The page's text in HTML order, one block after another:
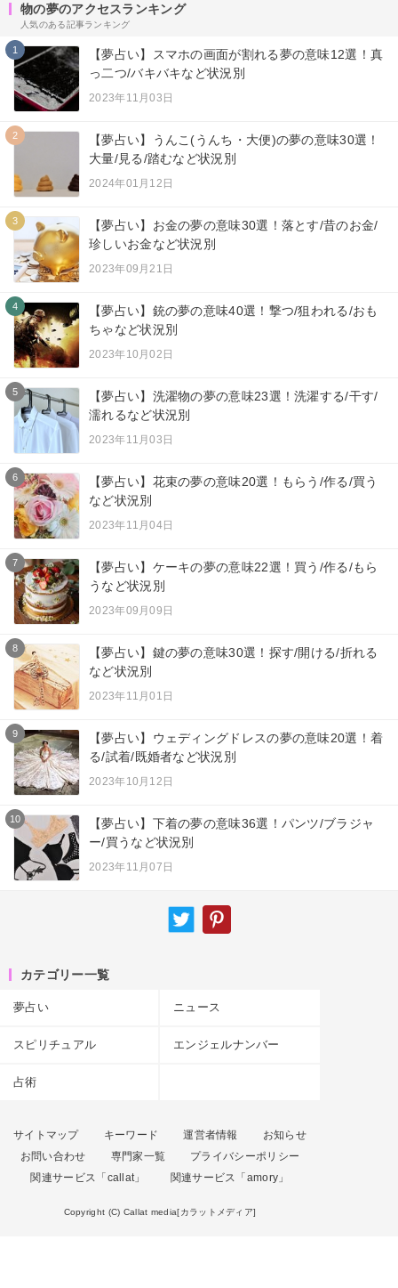
物の夢のアクセスランキング
人気のある記事ランキング
1
【夢占い】スマホの画面が割れる夢の意味12選！真
っ二つ/バキバキなど状況別
2023年11月03日
2
【夢占い】うんこ(うんち・大便)の夢の意味30選！
大量/見る/踏むなど状況別
2024年01月12日
3
【夢占い】お金の夢の意味30選！落とす/昔のお金/
珍しいお金など状況別
2023年09月21日
4
【夢占い】銃の夢の意味40選！撃つ/狙われる/おも
ちゃなど状況別
2023年10月02日
5
【夢占い】洗濯物の夢の意味23選！洗濯する/干す/
濡れるなど状況別
2023年11月03日
6
【夢占い】花束の夢の意味20選！もらう/作る/買う
など状況別
2023年11月04日
7
【夢占い】ケーキの夢の意味22選！買う/作る/もら
うなど状況別
2023年09月09日
8
【夢占い】鍵の夢の意味30選！探す/開ける/折れる
など状況別
2023年11月01日
9
【夢占い】ウェディングドレスの夢の意味20選！着
る/試着/既婚者など状況別
2023年10月12日
10
【夢占い】下着の夢の意味36選！パンツ/ブラジャ
ー/買うなど状況別
2023年11月07日
カテゴリー一覧
夢占い ニュース
スピリチュアル エンジェルナンバー
占術
サイトマップ キーワード 運営者情報
お知らせ
お問い合わせ
専門家一覧
プライバシーポリシー
関連サービス「callat」
関連サービス「amory」
Copyright (C) Callat media[カラットメディア]